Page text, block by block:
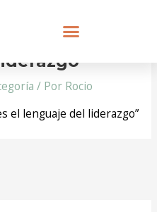
es
/ Por Rocio
el lenguaje del liderazgo”